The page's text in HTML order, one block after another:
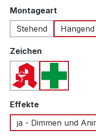
Montageart
Stehend
Hängend
Zeichen
Apotheken A
Effekteauswählen
ja - Dimmen und